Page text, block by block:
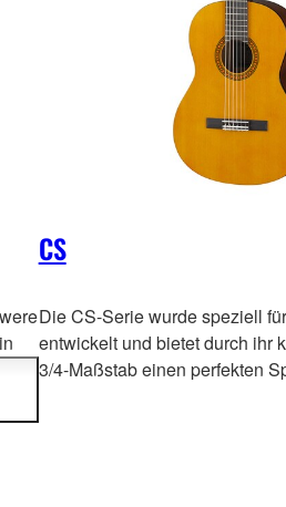
CS
Die CS-Serie wurde speziell
entwickelt und bietet durch ihr
3/4-Maßstab einen perfekten